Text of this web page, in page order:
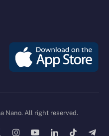
Nano. All right reserved.